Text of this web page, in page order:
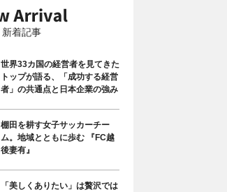
新着記事
世界33カ国の経営者を見てきた
トップが語る、「成功する経営
者」の共通点と日本企業の強み
棚田を耕す女子サッカーチー
ム。地域とともに歩む 『FC越
後妻有』
「美しくありたい」は贅沢では